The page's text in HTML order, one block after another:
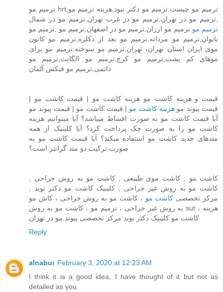
ترمیم مو hrt,ترمیم مو چیست,ترمیم مو دکتر نیود,هزینه ترمیم مو
,ترمیم مو در تهران,ترمیم مو در غرب تهران,ترمیم مو در شمال
ترمیم مو ترمیم مو ارزان,ترمیم مو در اصفهان,ترمیم مو ,ترمیم مو
بانوان,ترمیم مو مردانه,ترمیم مو بعد از دکلره,ترمیم مو کانون
موی ایران استان تهران، تهران,ترمیم مو سوخته,ترمیم مو برای
موهای کم پشت,ترمیم مو کرج,ترمیم مو الگانت,ترمیم مو
دائمی,ترمیم مو فیکس آلمان
قیمت و هزینه کاشت مو هزینه کاشت مو | قیمت کاشت مو |
قیمت پیوند مو هزینه کاشت مو | قیمت کاشت مو | قیمت پیوند مو
آیا قیمت کاشت مو به صورت اقساط میباشد؟ آیا میتوانیم هزینه
کاشت مو را به صورت چک پرداخت کرد؟ آیا کلینیک از همه
متدهای جدید کاشت مو استفاده میکند؟ آیا قیمت کاشت مو به
صورت ترکیب دو متد گرانتر است؟
کاشت مو , کاشت موی طبیعی , کاشت مو به روش جراحی ,
کاشت مو به روش غیر جراحی , کلینیک کاشت مو دکتر نوید ,
مرکز تخصصی کاشت مو ، کاشت مو به روش جراحی ، کاش مو
به روش غیر جراحی ، ترمیم مو ، کاشت مو به روش sut ، هزینه
کاشت مو کلینیک دکتر نوید مرکز تخصصی پیوند مو در تهران
Reply
alnabui February 3, 2020 at 12:23 AM
I think it is a good idea, I have thought of it but not as
detailed as you.